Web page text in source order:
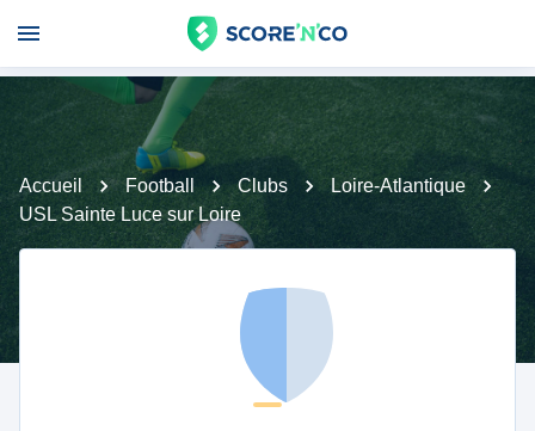
Accueil Football Clubs
Loire-Atlantique
USL Sainte Luce sur Loire